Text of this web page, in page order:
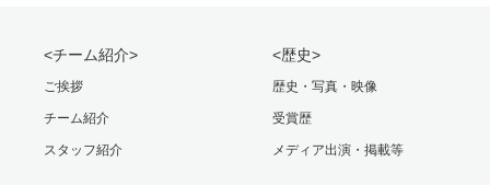
<チーム紹介>
ご挨拶
チーム紹介
スタッフ紹介
<歴史>
歴史・写真・映像
受賞歴
メディア出演・掲載等